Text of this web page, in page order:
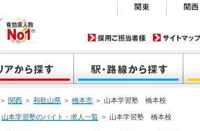
＞ 関西 ＞ 和歌山県 ＞ 橋本市 ＞ 山本学習塾 橋本校
山本学習塾のバイト・求人一覧 ＞ 山本学習塾 橋本校